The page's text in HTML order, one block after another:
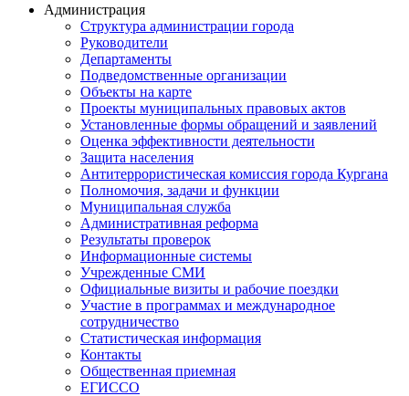
Администрация
Структура администрации города
Руководители
Департаменты
Подведомственные организации
Объекты на карте
Проекты муниципальных правовых актов
Установленные формы обращений и заявлений
Оценка эффективности деятельности
Защита населения
Антитеррористическая комиссия города Кургана
Полномочия, задачи и функции
Муниципальная служба
Административная реформа
Результаты проверок
Информационные системы
Учрежденные СМИ
Официальные визиты и рабочие поездки
Участие в программах и международное
сотрудничество
Статистическая информация
Контакты
Общественная приемная
ЕГИССО